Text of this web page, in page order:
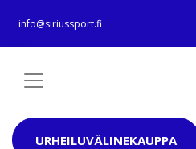
info@siriussport.fi
URHEILUVÄLINEKAUPPA